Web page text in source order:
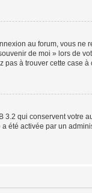
au forum, vous
de moi » lors de
à trouver cette case
qui conservent
été activée par un